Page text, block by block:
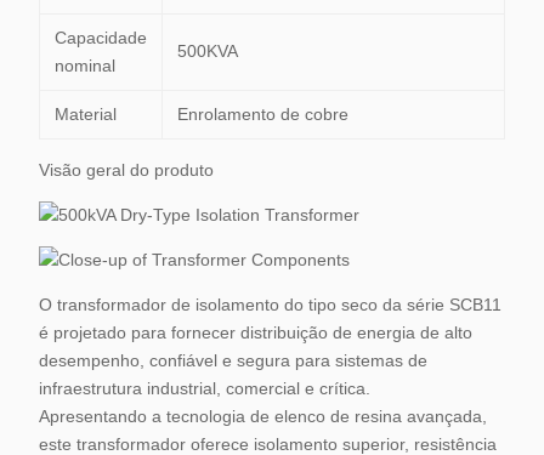
Capacidade
nominal
500KVA
Material Enrolamento de cobre
Visão geral do produto
O transformador de isolamento do tipo seco da série SCB11
é projetado para fornecer distribuição de energia de alto
desempenho, confiável e segura para sistemas de
infraestrutura industrial, comercial e crítica.
Apresentando a tecnologia de elenco de resina avançada,
este transformador oferece isolamento superior, resistência